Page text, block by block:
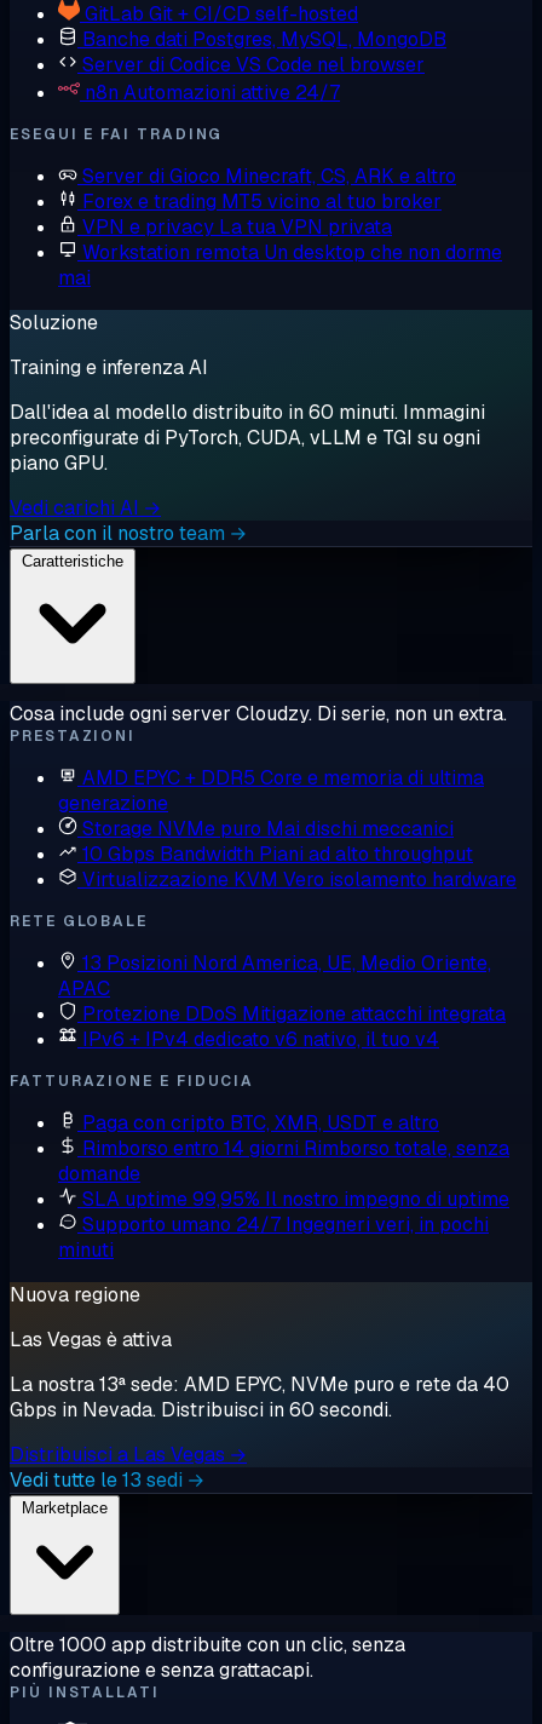
GitLab Git + CI/CD self-hosted
Banche dati Postgres, MySQL, MongoDB
Server di CodiceVS Code nel browser
n8n Automazioni attive 24/7
ESEGUI E FAI TRADING
Server di Gioco Minecraft, CS, ARK e altro
Forex e trading MT5 vicino al tuo broker
VPN e privacy La tua VPN privata
Workstation remota Un desktop che non dorme
mai
Soluzione
Training e inferenza AI
Dall'idea al modello distribuito in 60 minuti. Immagini
preconfigurate di PyTorch, CUDA, vLLM e TGI su ogni
piano GPU.
Vedi carichi AI →
Parla con il nostro team →
Cosa include ogni server Cloudzy. Di serie, non un extra.
PRESTAZIONI
AMD EPYC + DDR5 Core e memoria di ultima
generazione
Storage NVMe puro Mai dischi meccanici
10 Gbps Bandwidth Piani ad alto throughput
Virtualizzazione KVM Vero isolamento hardware
RETE GLOBALE
13 Posizioni Nord America, UE, Medio Oriente,
APAC
Protezione DDoS Mitigazione attacchi integrata
IPv6 + IPv4 dedicato v6 nativo, il tuo v4
FATTURAZIONE E FIDUCIA
Paga con cripto BTC, XMR, USDT e altro
Rimborso entro 14 giorni Rimborso totale, senza
domande
SLA uptime 99,95% Il nostro impegno di uptime
Supporto umano 24/7 Ingegneri veri, in pochi
minuti
Nuova regione
Las Vegas è attiva
La nostra 13ª sede: AMD EPYC, NVMe puro e rete da 40
Gbps in Nevada. Distribuisci in 60 secondi.
Distribuisci a Las Vegas →
Vedi tutte le 13 sedi →
Oltre 1000 app distribuite con un clic, senza
configurazione e senza grattacapi.
PIÙ INSTALLATI